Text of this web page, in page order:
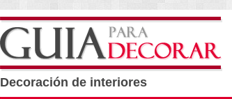
Decoración de interiores